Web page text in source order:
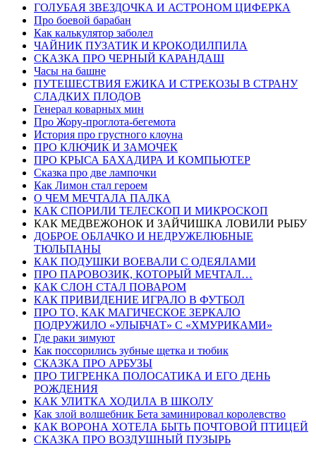
ГОЛУБАЯ ЗВЕЗДОЧКА И АСТРОНОМ ЦИФЕРКА
Про боевой барабан
Как калькулятор заболел
ЧАЙНИК ПУЗАТИК И КРОКОДИЛПИЛА
СКАЗКА ПРО ЧЕРНЫЙ КАРАНДАШ
Часы на башне
ПУТЕШЕСТВИЯ ЕЖИКА И СТРЕКОЗЫ В СТРАНУ
СЛАДКИХ ПЛОДОВ
Генерал коварных мин
Про Жору-проглота-бегемота
История про грустного клоуна
ПРО КЛЮЧИК И ЗАМОЧЕК
ПРО КРЫСА БАХАДИРА И КОМПЬЮТЕР
Сказка про две лампочки
Как Лимон стал героем
О ЧЕМ МЕЧТАЛА ПАЛКА
КАК СПОРИЛИ ТЕЛЕСКОП И МИКРОСКОП
КАК МЕДВЕЖОНОК И ЗАЙЧИШКА ЛОВИЛИ РЫБУ
ДОБРОЕ ОБЛАЧКО И НЕДРУЖЕЛЮБНЫЕ
ТЮЛЬПАНЫ
КАК ПОДУШКИ ВОЕВАЛИ С ОДЕЯЛАМИ
ПРО ПАРОВОЗИК, КОТОРЫЙ МЕЧТАЛ…
КАК СЛОН СТАЛ ПОВАРОМ
КАК ПРИВИДЕНИЕ ИГРАЛО В ФУТБОЛ
ПРО ТО, КАК МАГИЧЕСКОЕ ЗЕРКАЛО
ПОДРУЖИЛО «УЛЫБЧАТ» С «ХМУРИКАМИ»
Где раки зимуют
Как поссорились зубные щетка и тюбик
СКАЗКА ПРО АРБУЗЫ
ПРО ТИГРЕНКА ПОЛОСАТИКА И ЕГО ДЕНЬ
РОЖДЕНИЯ
КАК УЛИТКА ХОДИЛА В ШКОЛУ
Как злой волшебник Бета заминировал королевство
КАК ВОРОНА ХОТЕЛА БЫТЬ ПОЧТОВОЙ ПТИЦЕЙ
СКАЗКА ПРО ВОЗДУШНЫЙ ПУЗЫРЬ